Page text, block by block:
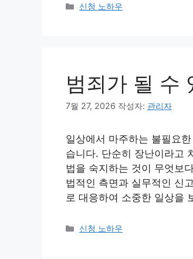
카
신청 노하우
범죄가 될 수
7월 27, 2026 작성자: 관리자
일상에서 마주하는 불필요
습니다. 단순히 장난이라고
법을 숙지하는 것이 무엇보
법적인 측면과 실무적인 신
로 대응하여 소중한 일상을
카
신청 노하우